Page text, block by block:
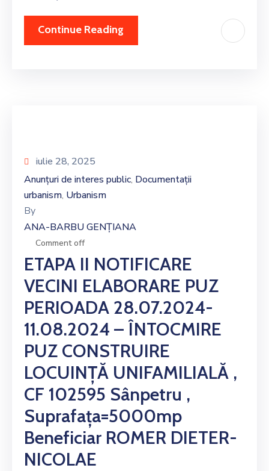
Continue Reading
iulie 28, 2025
Anunțuri de interes public‚ Documentații
urbanism‚ Urbanism
By
ANA-BARBU GENȚIANA
Comment off
ETAPA II NOTIFICARE
VECINI ELABORARE PUZ
PERIOADA 28.07.2024-
11.08.2024 – ÎNTOCMIRE
PUZ CONSTRUIRE
LOCUINȚĂ UNIFAMILIALĂ ,
CF 102595 Sânpetru ,
Suprafața=5000mp
Beneficiar ROMER DIETER-
NICOLAE